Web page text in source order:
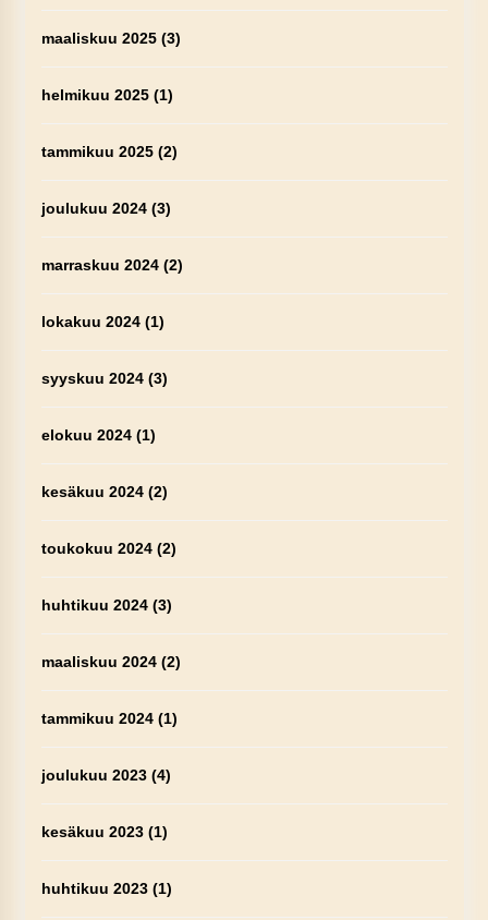
maaliskuu 2025(3)
helmikuu 2025(1)
tammikuu 2025(2)
joulukuu 2024(3)
marraskuu 2024(2)
lokakuu 2024(1)
syyskuu 2024(3)
elokuu 2024(1)
kesäkuu 2024(2)
toukokuu 2024(2)
huhtikuu 2024(3)
maaliskuu 2024(2)
tammikuu 2024(1)
joulukuu 2023(4)
kesäkuu 2023(1)
huhtikuu 2023(1)